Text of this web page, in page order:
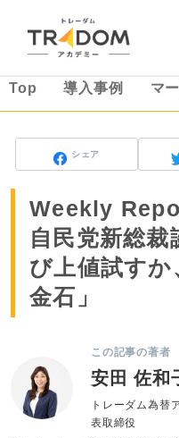
Top 導入事例 マ
シェア
Weekly
自民党新総
び上値試す
金石」
この記事の著者
安田 佐和
トレーダム為替
表取締役